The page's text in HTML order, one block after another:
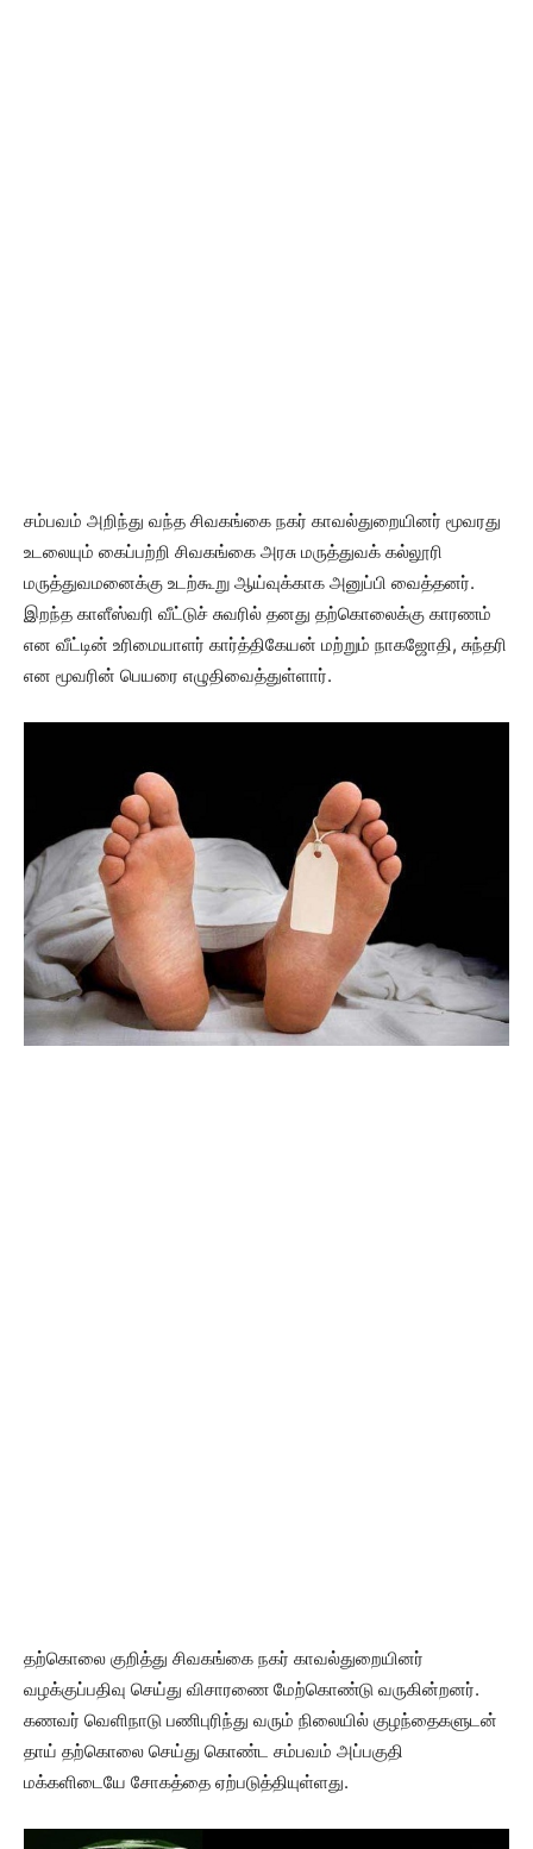
சம்பவம் அறிந்து வந்த சிவகங்கை நகர் காவல்துறையினர் மூவரது
உடலையும் கைப்பற்றி சிவகங்கை அரசு மருத்துவக் கல்லூரி
மருத்துவமனைக்கு உடற்கூறு ஆய்வுக்காக அனுப்பி வைத்தனர்.
இறந்த காளீஸ்வரி வீட்டுச் சுவரில் தனது தற்கொலைக்கு காரணம்
என வீட்டின் உரிமையாளர் கார்த்திகேயன் மற்றும் நாகஜோதி, சுந்தரி
என மூவரின் பெயரை எழுதிவைத்துள்ளார்.
தற்கொலை குறித்து சிவகங்கை நகர் காவல்துறையினர்
வழக்குப்பதிவு செய்து விசாரணை மேற்கொண்டு வருகின்றனர்.
கணவர் வெளிநாடு பணிபுரிந்து வரும் நிலையில் குழந்தைகளுடன்
தாய் தற்கொலை செய்து கொண்ட சம்பவம் அப்பகுதி
மக்களிடையே சோகத்தை ஏற்படுத்தியுள்ளது.